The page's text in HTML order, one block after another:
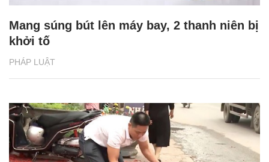
PHÁP LUẬT
Mang súng bút lên máy bay, 2 thanh niên bị
khởi tố